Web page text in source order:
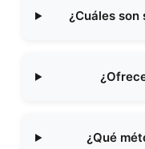
¿Cuáles
¿Qué